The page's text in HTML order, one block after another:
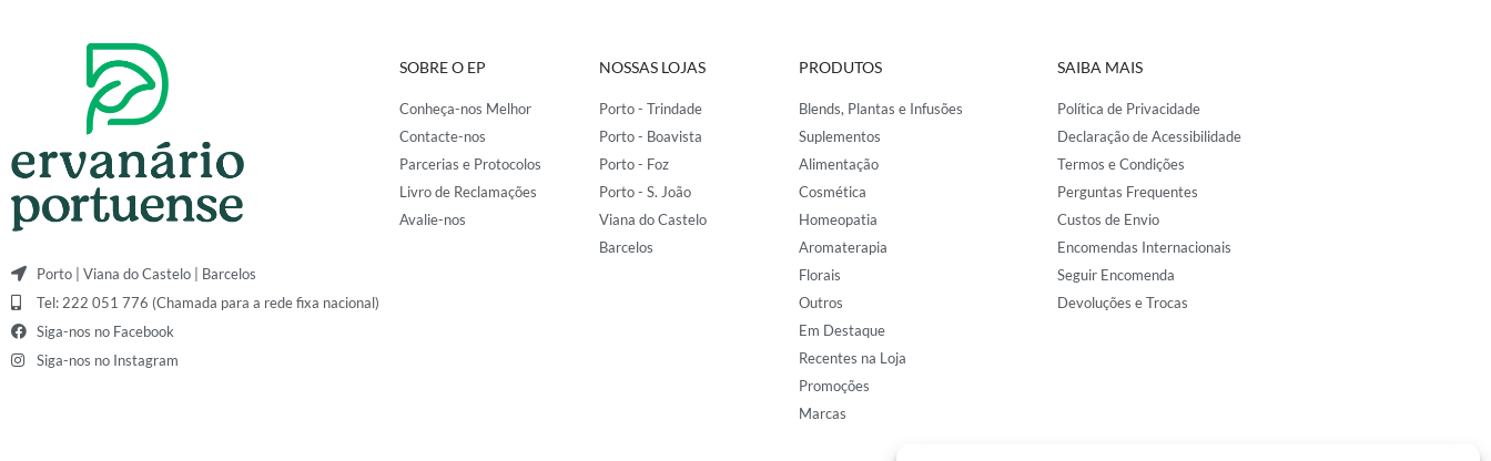
Porto | Viana do Castelo | Barcelos
Tel: 222 051 776 (Chamada para a rede fixa nacional)
Siga-nos no Facebook
Siga-nos no Instagram
SOBRE O EP
Conheça-nos Melhor
Contacte-nos
Parcerias e Protocolos
Livro de Reclamações
Avalie-nos
NOSSAS LOJAS
Porto - Trindade
Porto - Boavista
Porto - Foz
Porto - S. João
Viana do Castelo
Barcelos
PRODUTOS
Blends, Plantas e Infusões
Suplementos
Alimentação
Cosmética
Homeopatia
Aromaterapia
Florais
Outros
Em Destaque
Recentes na Loja
Promoções
Marcas
SAIBA MAIS
Política de Privacidade
Declaração de Acessibilidade
Termos e Condições
Perguntas Frequentes
Custos de Envio
Encomendas Internacionais
Seguir Encomenda
Devoluções e Trocas